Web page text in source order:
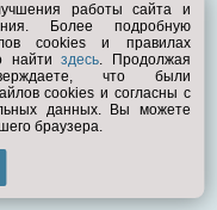
работы сайта и
Более подробную
cookies и правилах
найтиздесь. Продолжая
что были
cookies и согласны с
данных. Вы можете
браузера.